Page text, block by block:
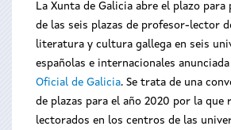
La Xunta de Galicia abre el plazo
de las seis plazas de profesor-lector
literatura y cultura gallega en seis
españolas e internacionales
Oficial de Galicia. Se trata de una
de plazas para el año 2020 por la que
lectorados en los centros de las